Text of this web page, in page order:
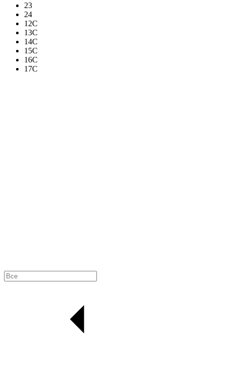
23
24
12C
13C
14C
15C
16C
17C